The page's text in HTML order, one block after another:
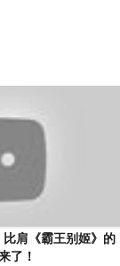
比肩《霸王别姬》的
了！